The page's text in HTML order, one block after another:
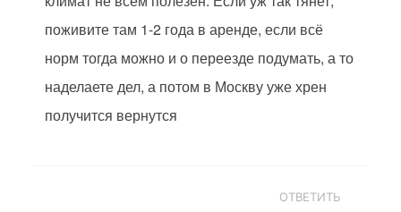
поживите там 1-2 года в аренде, если всё
норм тогда можно и о переезде подумать, а то
наделаете дел, а потом в Москву уже хрен
получится вернутся
ОТВЕТИТЬ